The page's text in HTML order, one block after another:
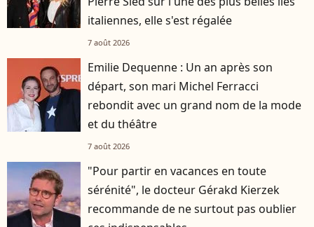
italiennes, elle s'est régalée
7 août 2026
Emilie Dequenne : Un an après son
départ, son mari Michel Ferracci
rebondit avec un grand nom de la mode
et du théâtre
7 août 2026
"Pour partir en vacances en toute
sérénité", le docteur Gérakd Kierzek
recommande de ne surtout pas oublier